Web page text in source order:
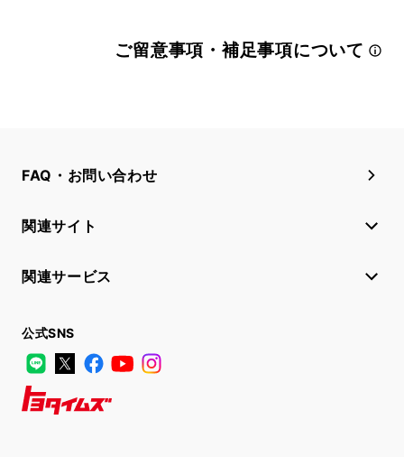
ご留意事項・補足事項について
FAQ・お問い合わせ
関連サイト
関連サービス
公式SNS
LINE
X FacebookYouTube